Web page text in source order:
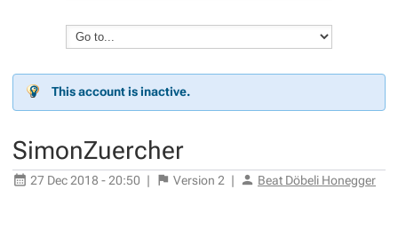
This account is inactive.
SimonZuercher
27 Dec 2018 - 20:50 | Version 2 | Beat Döbeli Honegger